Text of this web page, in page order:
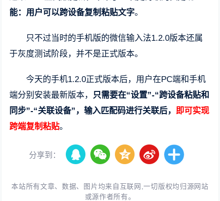
能：用户可以跨设备复制粘贴文字。
只不过当时的手机版的微信输入法1.2.0版本还属
于灰度测试阶段，并不是正式版本。
今天的手机1.2.0正式版本后，用户在PC端和手机
端分别安装最新版本， 只需要在“设置”-“跨设备粘贴和
同步”-“关联设备”，输入匹配码进行关联后， 即可实现
跨端复制粘贴。
分享到：
本站所有文章、数据、图片均来自互联网,一切版权均归源网站
或源作者所有。